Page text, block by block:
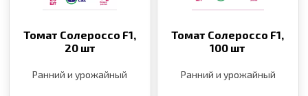
Томат Солероссо F1,
20 шт
Ранний и урожайный
Томат Солероссо F1,
100 шт
Ранний и урожайный